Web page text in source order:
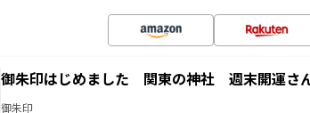
御朱印はじめました 関東の神社 週末開運さ
御朱印